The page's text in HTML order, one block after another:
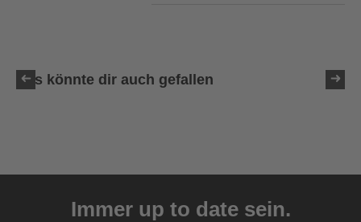
Das könnte dir auch gefallen
3 FarbvariantenImmer up to date sein.